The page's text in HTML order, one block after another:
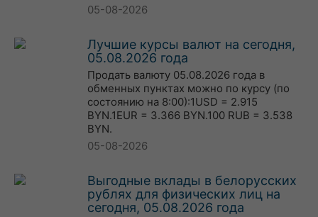
05-08-2026
Лучшие курсы валют на сегодня,
05.08.2026 года
Продать валюту 05.08.2026 года в
обменных пунктах можно по курсу (по
состоянию на 8:00):1USD = 2.915
BYN.1EUR = 3.366 BYN.100 RUB = 3.538
BYN.
05-08-2026
Выгодные вклады в белорусских
рублях для физических лиц на
сегодня, 05.08.2026 года